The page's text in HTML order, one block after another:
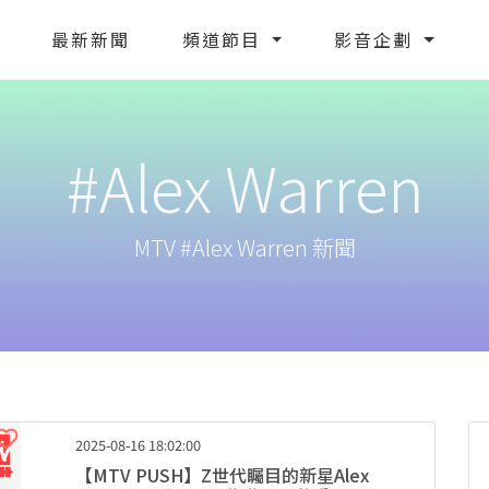
最新新聞 頻道節目 影音企劃
#Alex Warren
MTV #Alex Warren 新聞
2025-08-16 18:02:00
【MTV PUSH】Z世代矚目的新星Alex